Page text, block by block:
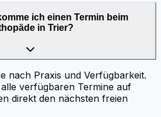
ich einen Termin beim
in Trier?
nach Praxis und Verfügbarkeit.
verfügbaren Termine auf
direkt den nächsten freien